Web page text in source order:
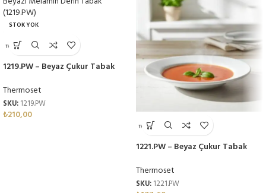
STOK YOK
1219.PW – Beyaz Çukur Tabak
Thermoset
SKU: 1219.PW
₺210,00
1221.PW – Beyaz Çukur Tabak
Thermoset
SKU: 1221.PW